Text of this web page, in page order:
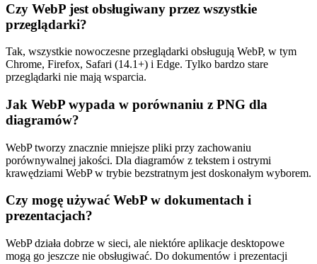
Czy WebP jest obsługiwany przez wszystkie
przeglądarki?
Tak, wszystkie nowoczesne przeglądarki obsługują WebP, w tym
Chrome, Firefox, Safari (14.1+) i Edge. Tylko bardzo stare
przeglądarki nie mają wsparcia.
Jak WebP wypada w porównaniu z PNG dla
diagramów?
WebP tworzy znacznie mniejsze pliki przy zachowaniu
porównywalnej jakości. Dla diagramów z tekstem i ostrymi
krawędziami WebP w trybie bezstratnym jest doskonałym wyborem.
Czy mogę używać WebP w dokumentach i
prezentacjach?
WebP działa dobrze w sieci, ale niektóre aplikacje desktopowe
mogą go jeszcze nie obsługiwać. Do dokumentów i prezentacji